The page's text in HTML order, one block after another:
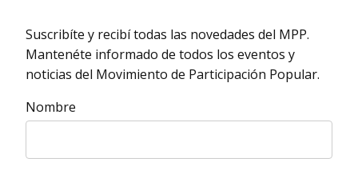
Suscribíte y recibí todas las novedades del MPP.
Mantenéte informado de todos los eventos y
noticias del Movimiento de Participación Popular.
Nombre